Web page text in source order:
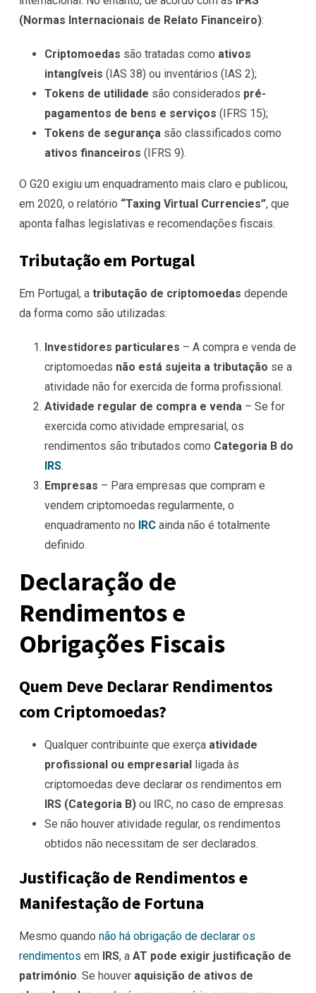
(Normas Internacionais de Relato Financeiro):
Criptomoedas são tratadas como ativos
intangíveis (IAS 38) ou inventários (IAS 2);
Tokens de utilidade são considerados pré-
pagamentos de bens e serviços (IFRS 15);
Tokens de segurança são classificados como
ativos financeiros (IFRS 9).
O G20 exigiu um enquadramento mais claro e publicou,
em 2020, o relatório “Taxing Virtual Currencies”, que
aponta falhas legislativas e recomendações fiscais.
Tributação em Portugal
Em Portugal, a tributação de criptomoedas depende
da forma como são utilizadas:
Investidores particulares – A compra e venda de
criptomoedas não está sujeita a tributação se a
atividade não for exercida de forma profissional.
Atividade regular de compra e venda – Se for
exercida como atividade empresarial, os
rendimentos são tributados como Categoria B do
IRS.
Empresas – Para empresas que compram e
vendem criptomoedas regularmente, o
enquadramento no IRC ainda não é totalmente
definido.
Declaração de
Rendimentos e
Obrigações Fiscais
Quem Deve Declarar Rendimentos
com Criptomoedas?
Qualquer contribuinte que exerça atividade
profissional ou empresarial ligada às
criptomoedas deve declarar os rendimentos em
IRS (Categoria B) ou IRC, no caso de empresas.
Se não houver atividade regular, os rendimentos
obtidos não necessitam de ser declarados.
Justificação de Rendimentos e
Manifestação de Fortuna
Mesmo quando não há obrigação de declarar os
rendimentos em IRS, a AT pode exigir justificação de
património. Se houver aquisição de ativos de